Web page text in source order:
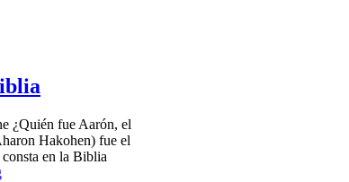
¿Quién fue Aarón, el
Hakohen) fue el
en la Biblia